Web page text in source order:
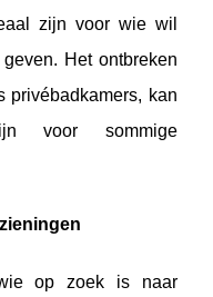
zijn voor wie wil
Het ontbreken
privébadkamers, kan
voor sommige
op zoek is naar